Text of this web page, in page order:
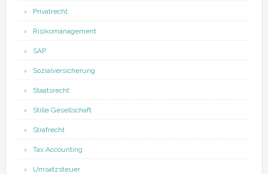
Privatrecht
Risikomanagement
SAP
Sozialversicherung
Staatsrecht
Stille Gesellschaft
Strafrecht
Tax Accounting
Umsatzsteuer